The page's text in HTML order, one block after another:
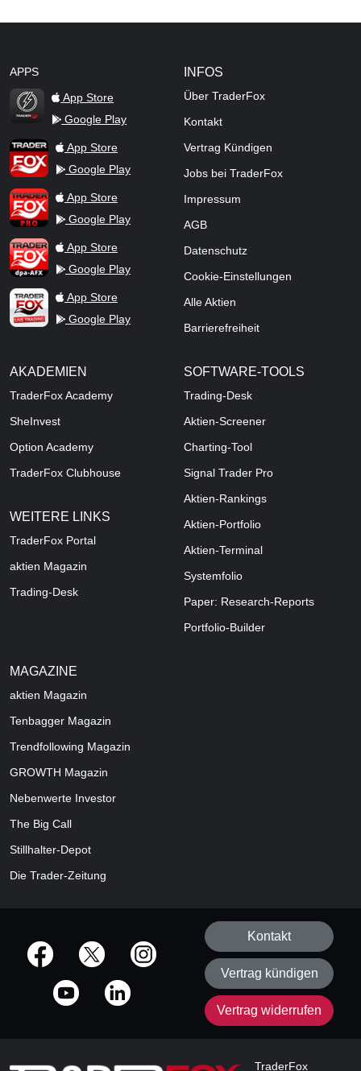
APPS
TraderFox Flash
App Store
Google Play
TraderFox AppApp Store
Google Play
TraderFox ProApp Store
Google Play
TraderFox dpa-AFX ProFeed
App Store
Google Play
TraderFox Live Trading
App Store
Google Play
INFOS
Über TraderFox
Kontakt
Vertrag Kündigen
Jobs bei TraderFox
Impressum
AGB
Datenschutz
Cookie-Einstellungen
Alle Aktien
Barrierefreiheit
AKADEMIEN
TraderFox Academy
SheInvest
Option Academy
TraderFox Clubhouse
WEITERE LINKS
TraderFox Portal
aktien Magazin
Trading-Desk
SOFTWARE-TOOLS
Trading-Desk
Aktien-Screener
Charting-Tool
Signal Trader Pro
Aktien-Rankings
Aktien-Portfolio
Aktien-Terminal
Systemfolio
Paper: Research-Reports
Portfolio-Builder
MAGAZINE
aktien Magazin
Tenbagger Magazin
Trendfollowing Magazin
GROWTH Magazin
Nebenwerte Investor
The Big Call
Stillhalter-Depot
Die Trader-Zeitung
offizielle Social Media-Accounts
Kontakt
Vertrag kündigen
Vertrag widerrufen
TraderFox